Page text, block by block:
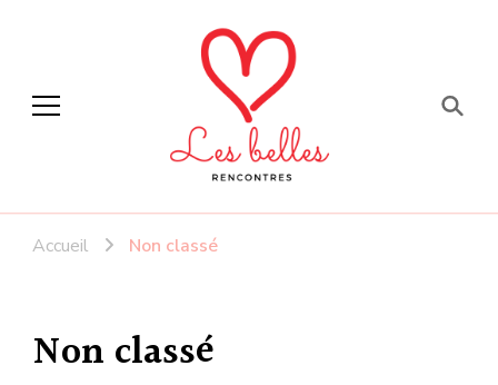
Faites de belles
Accueil Non classé
Non classé